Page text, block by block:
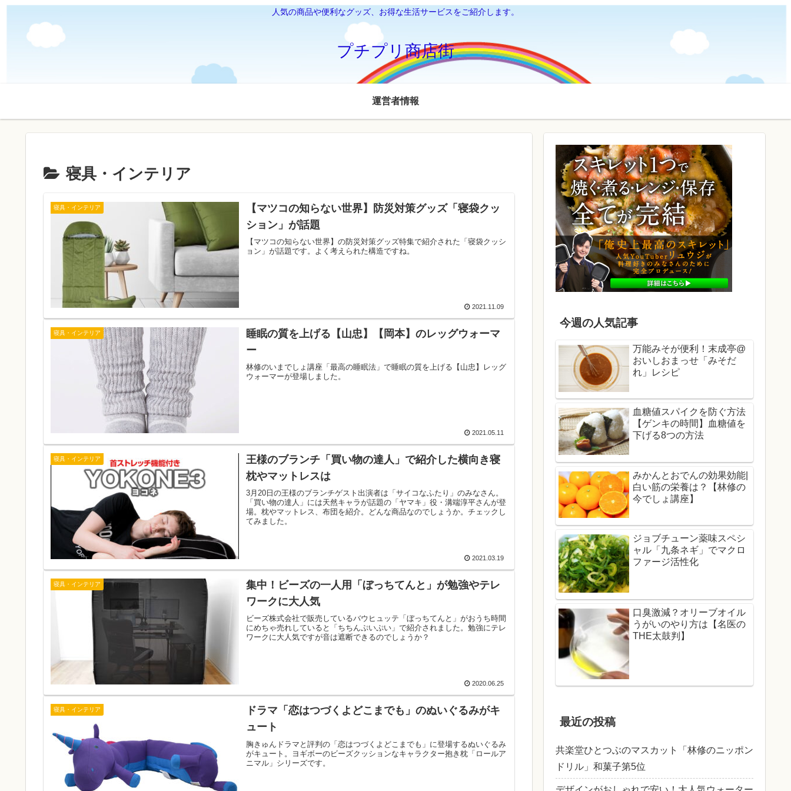
人気の商品や便利なグッズ、お得な生活サービスをご紹介します。
プチプリ商店街
運営者情報
寝具・インテリア
寝具・インテリア
【マツコの知らない世界】防災対策グッズ「寝袋クッ
ション」が話題
【マツコの知らない世界】の防災対策グッズ特集で紹介された「寝袋クッシ
ョン」が話題です。よく考えられた構造ですね。
2021.11.09
寝具・インテリア
睡眠の質を上げる【山忠】【岡本】のレッグウォーマ
ー
林修のいまでしょ講座「最高の睡眠法」で睡眠の質を上げる【山忠】レッグ
ウォーマーが登場しました。
2021.05.11
寝具・インテリア
王様のブランチ「買い物の達人」で紹介した横向き寝
枕やマットレスは
3月20日の王様のブランチゲスト出演者は「サイコなふたり」のみなさん。
「買い物の達人」には天然キャラが話題の「ヤマキ」役・溝端淳平さんが登
場。枕やマットレス、布団を紹介。どんな商品なのでしょうか。チェックし
てみました。
2021.03.19
寝具・インテリア
集中！ビーズの一人用「ぼっちてんと」が勉強やテレ
ワークに大人気
ビーズ株式会社で販売しているバウヒュッテ「ぼっちてんと」がおうち時間
にめちゃ売れしていると「ちちんぷいぷい」で紹介されました。勉強にテレ
ワークに大人気ですが音は遮断できるのでしょうか？
2020.06.25
寝具・インテリア
ドラマ「恋はつづくよどこまでも」のぬいぐるみがキ
ュート
胸きゅんドラマと評判の「恋はつづくよどこまでも」に登場するぬいぐるみ
がキュート。ヨギボーのビーズクッションなキャラクター抱き枕「ロールア
ニマル」シリーズです。
今週の人気記事
万能みそが便利！末成亭@
おいしおまっせ「みそだ
れ」レシピ
血糖値スパイクを防ぐ方法
【ゲンキの時間】血糖値を
下げる8つの方法
みかんとおでんの効果効能|
白い筋の栄養は？【林修の
今でしょ講座】
ジョブチューン薬味スペシ
ャル「九条ネギ」でマクロ
ファージ活性化
口臭激減？オリーブオイル
うがいのやり方は【名医の
THE太鼓判】
最近の投稿
共楽堂ひとつぶのマスカット「林修のニッポン
ドリル」和菓子第5位